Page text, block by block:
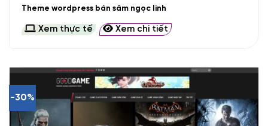
Theme wordpress bán sâm ngọc linh
Xem thực tế Xem chi tiết
-30%